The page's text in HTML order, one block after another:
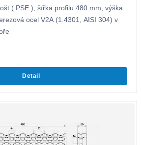
( PSE ), šířka profilu 480 mm, výška
ocel V2A (1.4301, AISI 304) v
Detail